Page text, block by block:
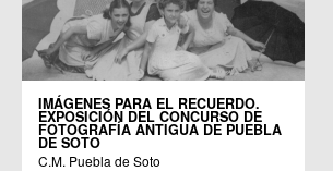
IMÁGENES PARA EL RECUERDO.
EXPOSICIÓN DEL CONCURSO DE
FOTOGRAFÍA ANTIGUA DE PUEBLA
DE SOTO
C.M. Puebla de Soto